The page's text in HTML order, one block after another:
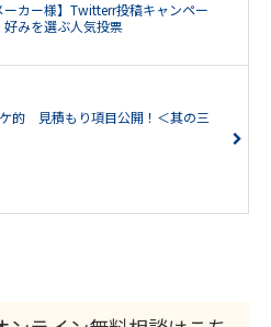
ーカー様】Twitterr投稿キャンペー
みを選ぶ人気投票
的 見積もり項目公開！＜其の三